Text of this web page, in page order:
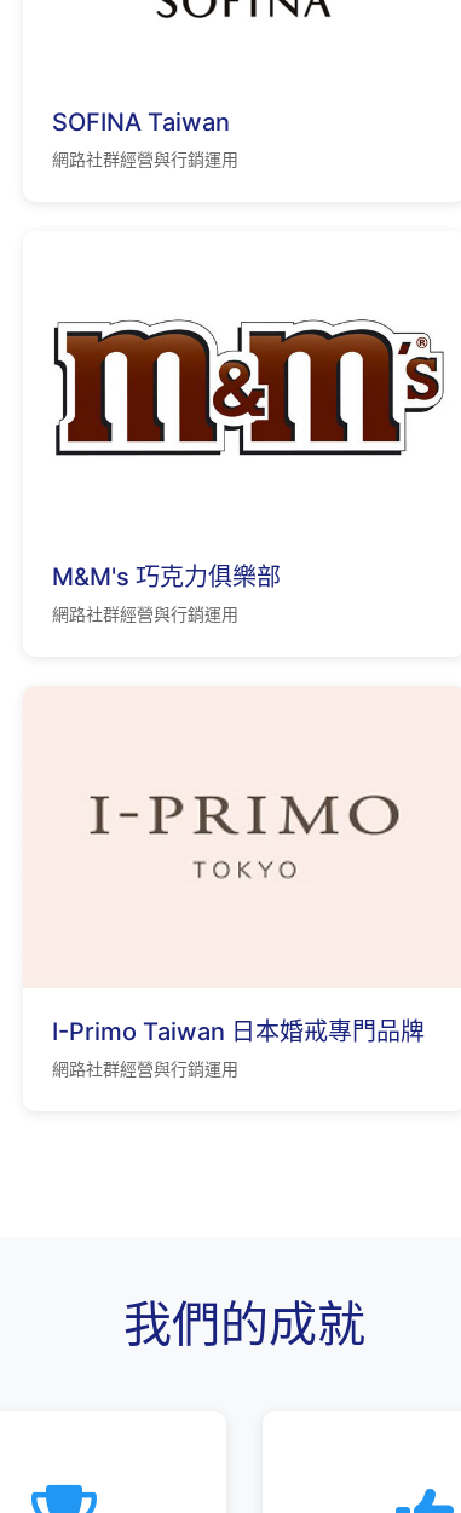
SOFINA Taiwan
網路社群經營與行銷運用
M&M's 巧克力俱樂部
網路社群經營與行銷運用
I-Primo Taiwan 日本婚戒專門品牌
網路社群經營與行銷運用
我們的成就